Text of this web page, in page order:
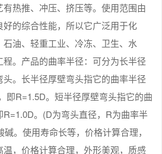
热推、冲压、挤压等。使用范围由
的综合性能，所以它广泛用于化
油、轻重工业、冷冻、卫生、水
。产品的曲率半径：可分为长半径
。长半径厚壁弯头指它的曲率半径
即R=1.5D。短半径厚壁弯头指它的曲
。(D为弯头直径，R为曲率半
。使用寿命长等，价格计算合理，
，价格计算合理，外形美观，质感